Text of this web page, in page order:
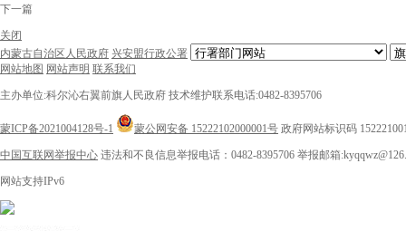
下一篇
关闭
内蒙古自治区人民政府 兴安盟行政公署
网站地图 网站声明 联系我们
主办单位:科尔沁右翼前旗人民政府 技术维护联系电话:0482-8395706
蒙ICP备2021004128号-1 蒙公网安备 15222102000001号 政府网站标识码
中国互联网举报中心 违法和不良信息举报电话：0482-8395706 举报邮箱
网站支持IPv6